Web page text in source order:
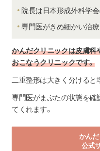
院長は日本形成外科学
専門医がきめ細かい治
かんだクリニックは皮膚
おこなうクリニックです。
二重整形は大きく分けると
専門医がまぶたの状態を確
てくれます。
かん
公式